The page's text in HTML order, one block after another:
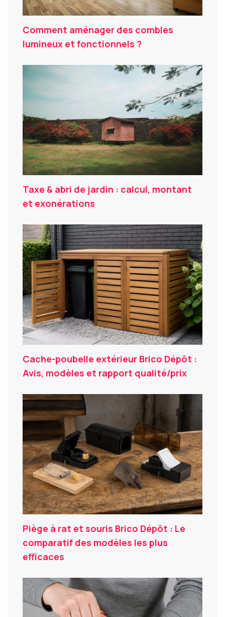
Comment aménager des combles
lumineux et fonctionnels ?
Taxe & abri de jardin : calcul, montant
et exonérations
Cache-poubelle extérieur Brico Dépôt :
Avis, modèles et rapport qualité/prix
Piège à rat et souris Brico Dépôt : Le
comparatif des modèles les plus
efficaces